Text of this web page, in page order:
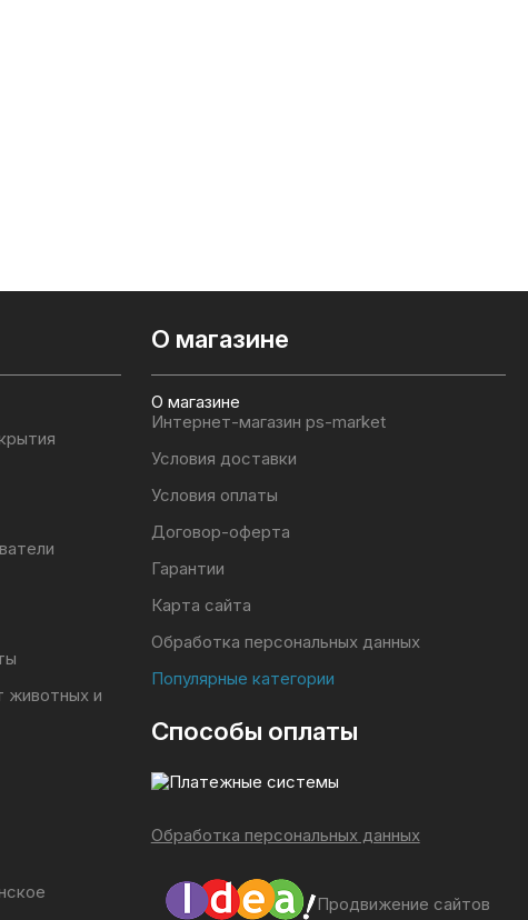
специальной торфяной смеси типа
животных и
О магазине
О магазине
Интернет-магазин ps-market
Условия доставки
Условия оплаты
Договор-оферта
Гарантии
Карта сайта
Обработка персональных данных
Популярные категории
Способы оплаты
Обработка персональных данных
Продвижение сайтов